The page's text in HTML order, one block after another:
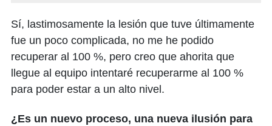
Sí, lastimosamente la lesión que tuve últimamente
fue un poco complicada, no me he podido
recuperar al 100 %, pero creo que ahorita que
llegue al equipo intentaré recuperarme al 100 %
para poder estar a un alto nivel.
¿Es un nuevo proceso, una nueva ilusión para